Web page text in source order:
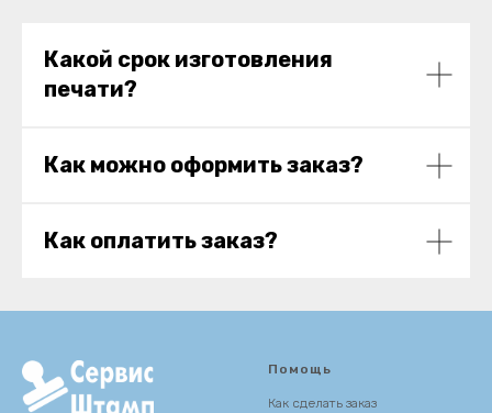
Какой срок изготовления
печати?
Как можно оформить заказ?
Как оплатить заказ?
Помощь
Как сделать заказ